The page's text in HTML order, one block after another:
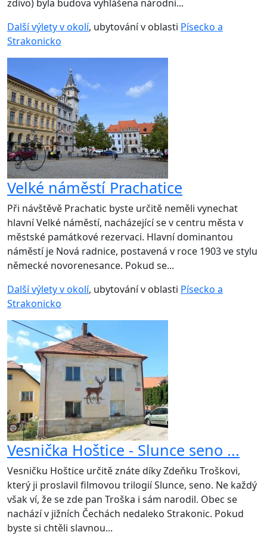
zdivo) byla budova vyhlášena národní...
Další výlety v okolí, ubytování v oblasti Písecko a
Strakonicko
Velké náměstí Prachatice
Při návštěvě Prachatic byste určitě neměli vynechat
hlavní Velké náměstí, nacházející se v centru města v
městské památkové rezervaci. Hlavní dominantou
náměstí je Nová radnice, postavená v roce 1903 ve stylu
německé novorenesance. Pokud se...
Další výlety v okolí, ubytování v oblasti Písecko a
Strakonicko
Vesnička Hoštice - Slunce seno ...
Vesničku Hoštice určitě znáte díky Zdeňku Troškovi,
který ji proslavil filmovou trilogií Slunce, seno. Ne každý
však ví, že se zde pan Troška i sám narodil. Obec se
nachází v jižních Čechách nedaleko Strakonic. Pokud
byste si chtěli slavnou...